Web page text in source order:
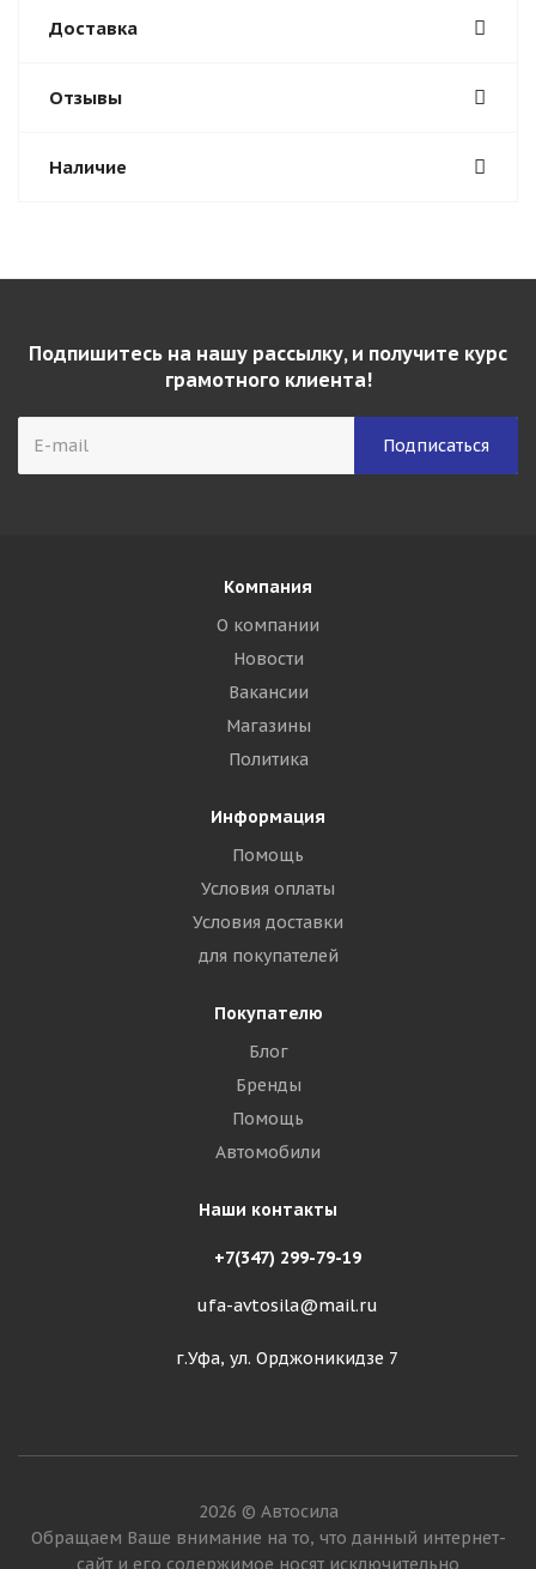
Доставка
Отзывы
Наличие
Подпишитесь на нашу рассылку, и получите курс
грамотного клиента!
Компания
О компании
Новости
Вакансии
Магазины
Политика
Информация
Помощь
Условия оплаты
Условия доставки
для покупателей
Покупателю
Блог
Бренды
Помощь
Автомобили
Наши контакты
+7(347) 299-79-19
ufa-avtosila@mail.ru
г.Уфа, ул. Орджоникидзе 7
2026 © Автосила
Обращаем Ваше внимание на то, что данный интернет-
сайт и его содержимое носят исключительно